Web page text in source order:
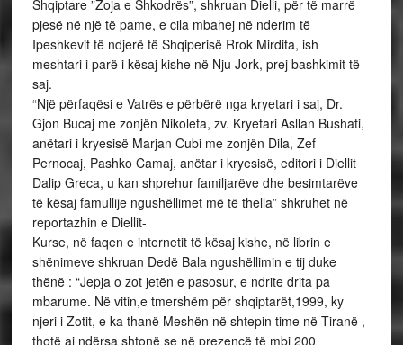
Shqiptare ”Zoja e Shkodrës”, shkruan Dielli, për të marrë
pjesë në një të pame, e cila mbahej në nderim të
Ipeshkevit të ndjerë të Shqiperisë Rrok Mirdita, ish
meshtari i parë i kësaj kishe në Nju Jork, prej bashkimit të
saj.
“Një përfaqësi e Vatrës e përbërë nga kryetari i saj, Dr.
Gjon Bucaj me zonjën Nikoleta, zv. Kryetari Asllan Bushati,
anëtari i kryesisë Marjan Cubi me zonjën Dila, Zef
Pernocaj, Pashko Camaj, anëtar i kryesisë, editori i Diellit
Dalip Greca, u kan shprehur familjarëve dhe besimtarëve
të kësaj famullije ngushëllimet më të thella” shkruhet në
reportazhin e Diellit-
Kurse, në faqen e internetit të kësaj kishe, në librin e
shënimeve shkruan Dedë Bala ngushëllimin e tij duke
thënë : “Jepja o zot jetën e pasosur, e ndrite drita pa
mbarume. Në vitin,e tmershëm për shqiptarët,1999, ky
njeri i Zotit, e ka thanë Meshën në shtepin time në Tiranë ,
thotë ai ndërsa shtonë se në prezencë të mbi 200